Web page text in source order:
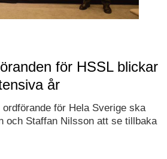
för HSSL blickar
år
för Hela Sverige ska
och Staffan Nilsson att se tillbaka